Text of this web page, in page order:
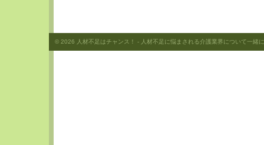
© 2026 人材不足はチャンス！ - 人材不足に悩まされる介護業界について一緒